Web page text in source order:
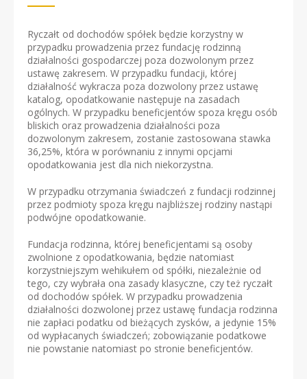
Ryczałt od dochodów spółek będzie korzystny w
przypadku prowadzenia przez fundację rodzinną
działalności gospodarczej poza dozwolonym przez
ustawę zakresem. W przypadku fundacji, której
działalność wykracza poza dozwolony przez ustawę
katalog, opodatkowanie następuje na zasadach
ogólnych. W przypadku beneficjentów spoza kręgu osób
bliskich oraz prowadzenia działalności poza
dozwolonym zakresem, zostanie zastosowana stawka
36,25%, która w porównaniu z innymi opcjami
opodatkowania jest dla nich niekorzystna.
W przypadku otrzymania świadczeń z fundacji rodzinnej
przez podmioty spoza kręgu najbliższej rodziny nastąpi
podwójne opodatkowanie.
Fundacja rodzinna, której beneficjentami są osoby
zwolnione z opodatkowania, będzie natomiast
korzystniejszym wehikułem od spółki, niezależnie od
tego, czy wybrała ona zasady klasyczne, czy też ryczałt
od dochodów spółek. W przypadku prowadzenia
działalności dozwolonej przez ustawę fundacja rodzinna
nie zapłaci podatku od bieżących zysków, a jedynie 15%
od wypłacanych świadczeń; zobowiązanie podatkowe
nie powstanie natomiast po stronie beneficjentów.